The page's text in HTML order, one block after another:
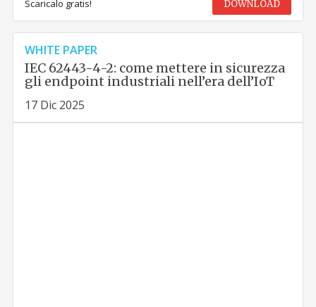
Scaricalo gratis! DOWNLOAD
WHITE PAPER
IEC 62443-4-2: come mettere in sicurezza
gli endpoint industriali nell’era dell’IoT
17 Dic 2025